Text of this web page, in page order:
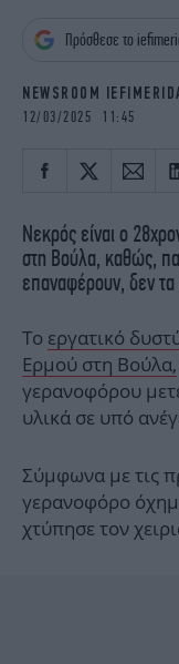
OSCARSΠρόσθεσε το
NEWSROOM
12/03/2025 11:45
Νεκρός είναι ο
στη Βούλα, καθώς,
επαναφέρουν, δεν
Το εργατικό
Ερμού στη Βούλα,
γερανοφόρου
υλικά σε υπό
Σύμφωνα με τις
γερανοφόρο
χτύπησε τον